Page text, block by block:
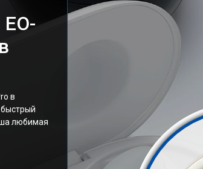
в
любимая